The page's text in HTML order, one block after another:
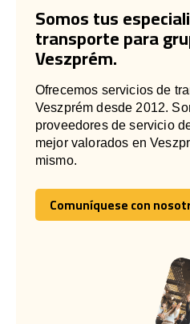
Somos tus
transporte para
Veszprém.
Ofrecemos servicios de
Veszprém desde 2012.
proveedores de servicio
mejor valorados en
mismo.
Comuníquese con
Comuníquese con